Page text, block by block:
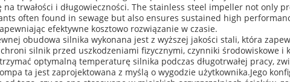
trwałości i długowieczności. The stainless steel impeller not only
often found in sewage but also ensures sustained high
efektywne kosztowo rozwiązanie w czasie.
obudowa silnika wykonana jest z wyższej jakości stali, która
silnik przed uszkodzeniami fizycznymi, czynniki środowiskowe
optymalną temperaturę silnika podczas długotrwałej pracy,
ta jest zaprojektowana z myślą o wygodzie użytkownika.Jego